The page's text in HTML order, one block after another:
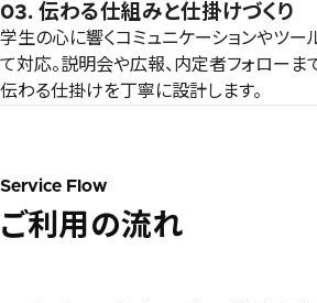
03. 伝わる仕組みと仕掛けづくり
学生の心に響くコミュニケーションやツー
て対応。説明会や広報、内定者フォローま
伝わる仕掛けを丁寧に設計します。
Service Flow
ご利用の流れ